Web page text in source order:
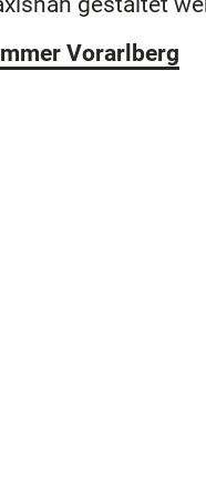
Vorarlberg